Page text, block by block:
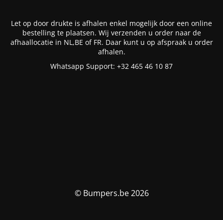
Let op door drukte is afhalen enkel mogelijk door een online
bestelling te plaatsen. Wij verzenden u order naar de
afhaallocatie in NL,BE of FR. Daar kunt u op afspraak u order
afhalen.
Whatsapp Support: +32 465 46 10 87
© Bumpers.be 2026